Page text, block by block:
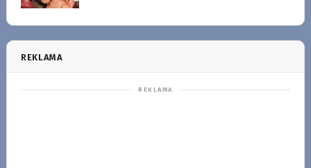
REKLAMA